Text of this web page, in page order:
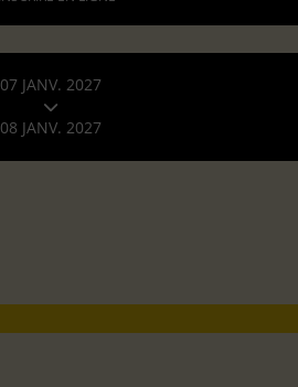
07 JANV. 2027
08 JANV. 2027